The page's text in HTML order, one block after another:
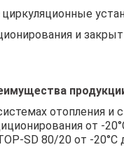
и
отопления и
от -
SD 80/20 от -20°C